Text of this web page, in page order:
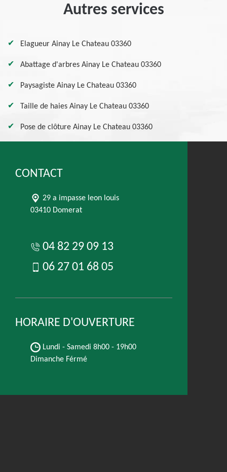
Autres services
Elagueur Ainay Le Chateau 03360
Abattage d'arbres Ainay Le Chateau 03360
Paysagiste Ainay Le Chateau 03360
Taille de haies Ainay Le Chateau 03360
Pose de clôture Ainay Le Chateau 03360
CONTACT
29 a impasse leon louis
03410 Domerat
04 82 29 09 13
06 27 01 68 05
HORAIRE D'OUVERTURE
Lundi - Samedi 8h00 - 19h00
Dimanche Férmé